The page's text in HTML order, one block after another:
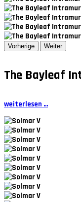
Vorherige Weiter
The Bayleaf
weiterlesen ...